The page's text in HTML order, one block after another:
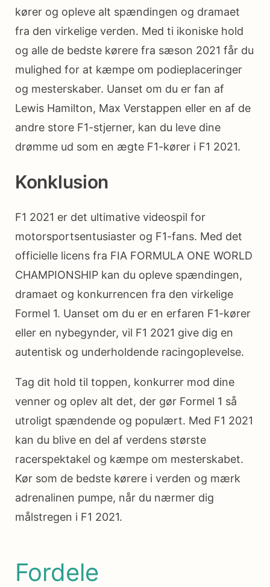
kører og opleve alt spændingen og dramaet
fra den virkelige verden. Med ti ikoniske hold
og alle de bedste kørere fra sæson 2021 får du
mulighed for at kæmpe om podieplaceringer
og mesterskaber. Uanset om du er fan af
Lewis Hamilton, Max Verstappen eller en af de
andre store F1-stjerner, kan du leve dine
drømme ud som en ægte F1-kører i F1 2021.
Konklusion
F1 2021 er det ultimative videospil for
motorsportsentusiaster og F1-fans. Med det
officielle licens fra FIA FORMULA ONE WORLD
CHAMPIONSHIP kan du opleve spændingen,
dramaet og konkurrencen fra den virkelige
Formel 1. Uanset om du er en erfaren F1-kører
eller en nybegynder, vil F1 2021 give dig en
autentisk og underholdende racingoplevelse.
Tag dit hold til toppen, konkurrer mod dine
venner og oplev alt det, der gør Formel 1 så
utroligt spændende og populært. Med F1 2021
kan du blive en del af verdens største
racerspektakel og kæmpe om mesterskabet.
Kør som de bedste kørere i verden og mærk
adrenalinen pumpe, når du nærmer dig
målstregen i F1 2021.
Fordele